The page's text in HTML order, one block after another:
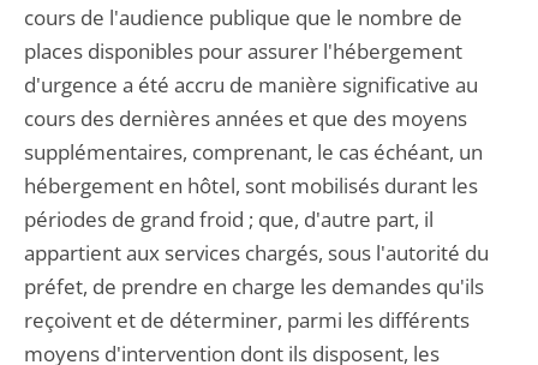
cours de l'audience publique que le nombre de
places disponibles pour assurer l'hébergement
d'urgence a été accru de manière significative au
cours des dernières années et que des moyens
supplémentaires, comprenant, le cas échéant, un
hébergement en hôtel, sont mobilisés durant les
périodes de grand froid ; que, d'autre part, il
appartient aux services chargés, sous l'autorité du
préfet, de prendre en charge les demandes qu'ils
reçoivent et de déterminer, parmi les différents
moyens d'intervention dont ils disposent, les